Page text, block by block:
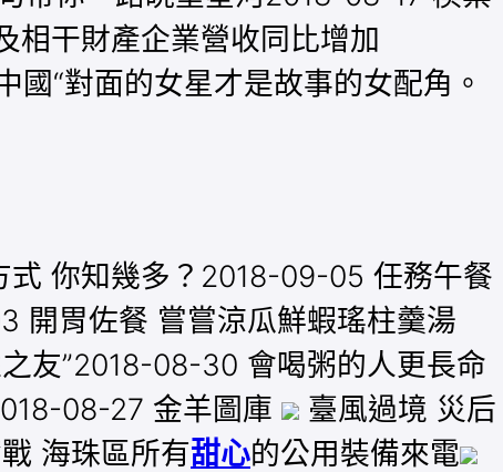
相干財產企業營收同比增加
“對面的女星才是故事的女配角。
你知幾多？2018-09-05 任務午餐
開胃佐餐 嘗嘗涼瓜鮮蝦瑤柱羹湯
友”2018-08-30 會喝粥的人更長命
08-27 金羊圖庫
臺風過境 災后
海珠區所有甜心的公用裝備來電